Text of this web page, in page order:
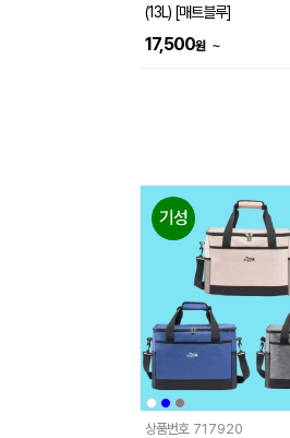
(13L) [매트블루]
17,500원 ~
기성
상품번호 717920